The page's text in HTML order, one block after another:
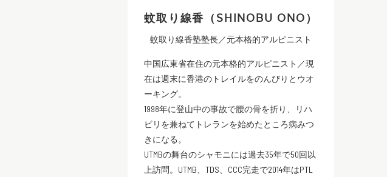
蚊取り線香（SHINOBU ONO）
蚊取り線香塾塾長／元本格的アルピニスト
中国広東省在住の元本格的アルピニスト／現
在は週末に香港のトレイルをのんびりとウオ
ーキング。
1998年に登山中の事故で腰の骨を折り、リハ
ビリを兼ねてトレランを始めたところ病みつ
きになる。
UTMBの舞台のシャモニには過去35年で50回以
上訪問。UTMB、TDS、CCC完走で2014年はPTL